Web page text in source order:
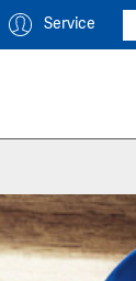
Service